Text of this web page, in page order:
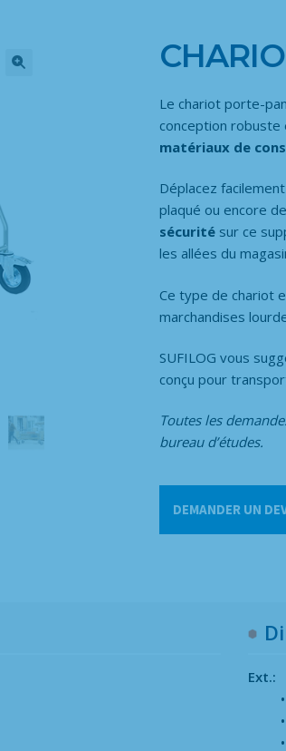
Le chariot porte-
conception robuste
matériaux de
Déplacez
plaqué ou encore
sécurité sur ce
les allées du
Ce type de chariot
marchandises
SUFILOG vous
conçu pour
Toutes les
bureau d’études.
de
CHARIOT
DEMANDER UN
Ext.: